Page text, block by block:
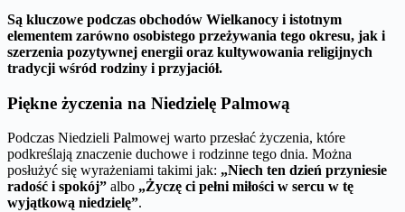
Są kluczowe podczas obchodów Wielkanocy i istotnym
elementem zarówno osobistego przeżywania tego okresu, jak i
szerzenia pozytywnej energii oraz kultywowania religijnych
tradycji wśród rodziny i przyjaciół.
Piękne życzenia na Niedzielę Palmową
Podczas Niedzieli Palmowej warto przesłać życzenia, które
podkreślają znaczenie duchowe i rodzinne tego dnia. Można
posłużyć się wyrażeniami takimi jak: „Niech ten dzień przyniesie
radość i spokój” albo „Życzę ci pełni miłości w sercu w tę
wyjątkową niedzielę”.